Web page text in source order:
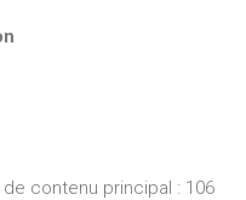
contenu principal : 106